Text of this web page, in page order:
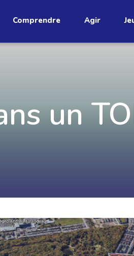
JE M'ABONNE
Comprendre Agir
un